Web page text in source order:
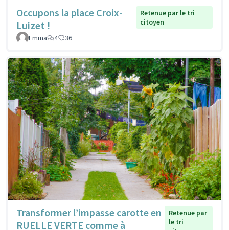
Occupons la place Croix-
Luizet !
Retenue par le tri
citoyen
Emma
4 36
Transformer l’impasse carotte en
RUELLE VERTE comme à
Retenue par
le tri